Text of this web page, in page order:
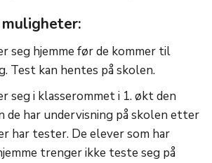
seg hjemme før de kommer til
Test kan hentes på skolen.
seg i klasserommet i 1. økt den
de har undervisning på skolen etter
har tester. De elever som har
trenger ikke teste seg på